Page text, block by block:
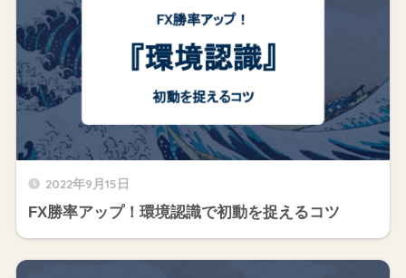
2022年9月15日
FX勝率アップ！環境認識で初動を捉えるコツ